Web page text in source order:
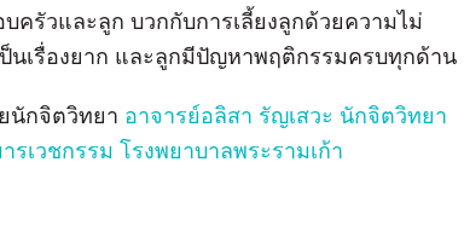
ครัวและลูก บวกกับการเลี้ยงลูกด้วยความไม่
ป็นเรื่องยาก และลูกมีปัญหาพฤติกรรมครบทุกด้าน
นักจิตวิทยา อาจารย์อลิสา รัญเสวะ นักจิตวิทยา
เวชกรรม โรงพยาบาลพระรามเก้า